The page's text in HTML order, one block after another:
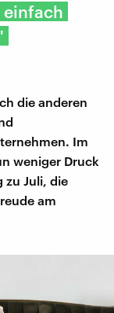
einfach
die anderen
Im
weniger Druck
zu Juli, die
am